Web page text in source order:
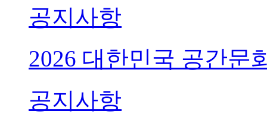
공지사항
2026 대한민국 공간문
공지사항